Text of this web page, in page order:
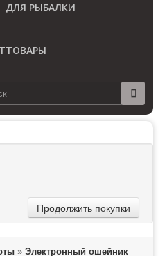
ДЛЯ РЫБАЛКИ
Продолжить покупки
» Электронный ошейник